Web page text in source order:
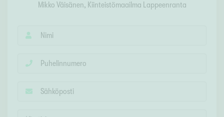
Mikko Väisänen, Kiinteistömaailma Lappeenranta